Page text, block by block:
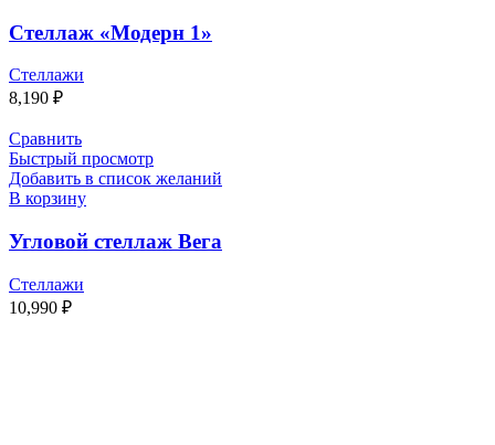
Стеллаж «Модерн 1»
Стеллажи
8,190 ₽
Сравнить
Быстрый просмотр
Добавить в список желаний
В корзину
Угловой стеллаж Вега
Стеллажи
10,990 ₽